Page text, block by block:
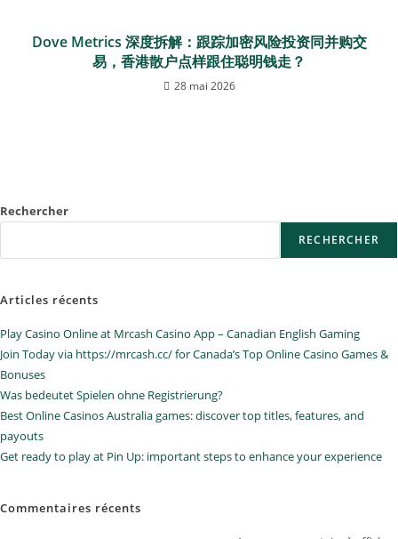
Dove Metrics 深度拆解：跟踪加密风险投资同并购交
易，香港散户点样跟住聪明钱走？
28 mai 2026
Rechercher
RECHERCHER
Articles récents
Play Casino Online at Mrcash Casino App – Canadian English Gaming
Join Today via https://mrcash.cc/ for Canada’s Top Online Casino Games &
Bonuses
Was bedeutet Spielen ohne Registrierung?
Best Online Casinos Australia games: discover top titles, features, and
payouts
Get ready to play at Pin Up: important steps to enhance your experience
Commentaires récents